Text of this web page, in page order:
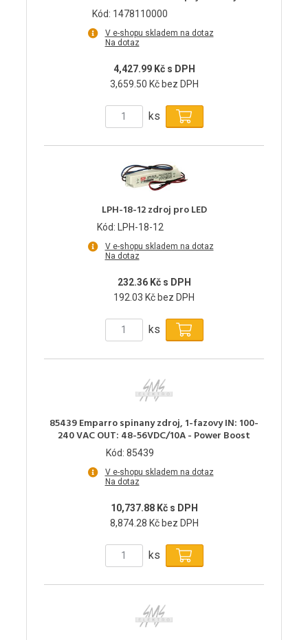
Kód: 1478110000
V e-shopu skladem na dotaz
Na dotaz
4,427.99 Kč s DPH
3,659.50 Kč bez DPH
ks
LPH-18-12 zdroj pro LED
Kód: LPH-18-12
V e-shopu skladem na dotaz
Na dotaz
232.36 Kč s DPH
192.03 Kč bez DPH
ks
85439 Emparro spinany zdroj, 1-fazovy IN: 100-
240 VAC OUT: 48-56VDC/10A - Power Boost
Kód: 85439
V e-shopu skladem na dotaz
Na dotaz
10,737.88 Kč s DPH
8,874.28 Kč bez DPH
ks